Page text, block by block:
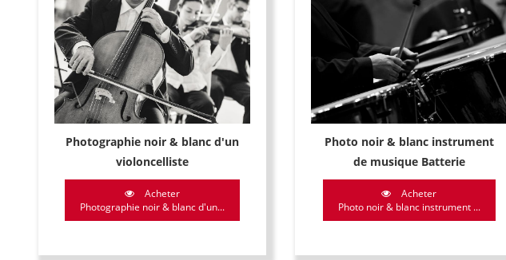
Photographie noir & blanc d'un
violoncelliste
Acheter
Photographie noir & blanc d'un...
Photo noir & blanc instrument
de musique Batterie
Acheter
Photo noir & blanc instrument ...